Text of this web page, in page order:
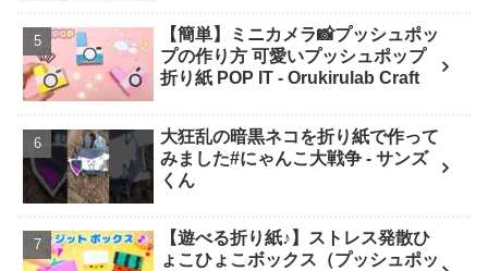
【簡単】ミニカメラ📸プッシュポッ
プの作り方 可愛いプッシュポップ
折り紙 POP IT - Orukirulab Craft
大狂乱の暗黒ネコを折り紙で作って
みました#にゃんこ大戦争 - サンズ
くん
【遊べる折り紙♪】ストレス発散ひ
ょこひょこボックス（プッシュポッ